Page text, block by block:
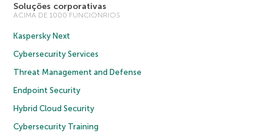
Soluções corporativas
ACIMA DE 1000 FUNCIONRIOS
Kaspersky Next
Cybersecurity Services
Threat Management and Defense
Endpoint Security
Hybrid Cloud Security
Cybersecurity Training